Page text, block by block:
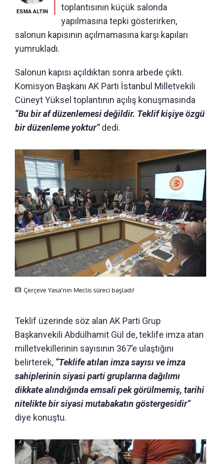
ESMA ALTIN
toplantısının küçük salonda
yapılmasına tepki gösterirken,
salonun kapısının açılmamasına karşı kapıları
yumrukladı.
Salonun kapısı açıldıktan sonra arbede çıktı.
Komisyon Başkanı AK Parti İstanbul Milletvekili
Cüneyt Yüksel toplantının açılış konuşmasında
“Bu bir af düzenlemesi değildir. Teklif kişiye özgü
bir düzenleme yoktur”dedi.
Çerçeve Yasa'nın Meclis süreci başladı!
Teklif üzerinde söz alan AK Parti Grup
Başkanvekili Abdülhamit Gül de, teklife imza atan
milletvekillerinin sayısının 367’e ulaştığını
belirterek, “Teklife atılan imza sayısı ve imza
sahiplerinin siyasi parti gruplarına dağılımı
dikkate alındığında emsali pek görülmemiş, tarihi
nitelikte bir siyasi mutabakatın göstergesidir”
diye konuştu.